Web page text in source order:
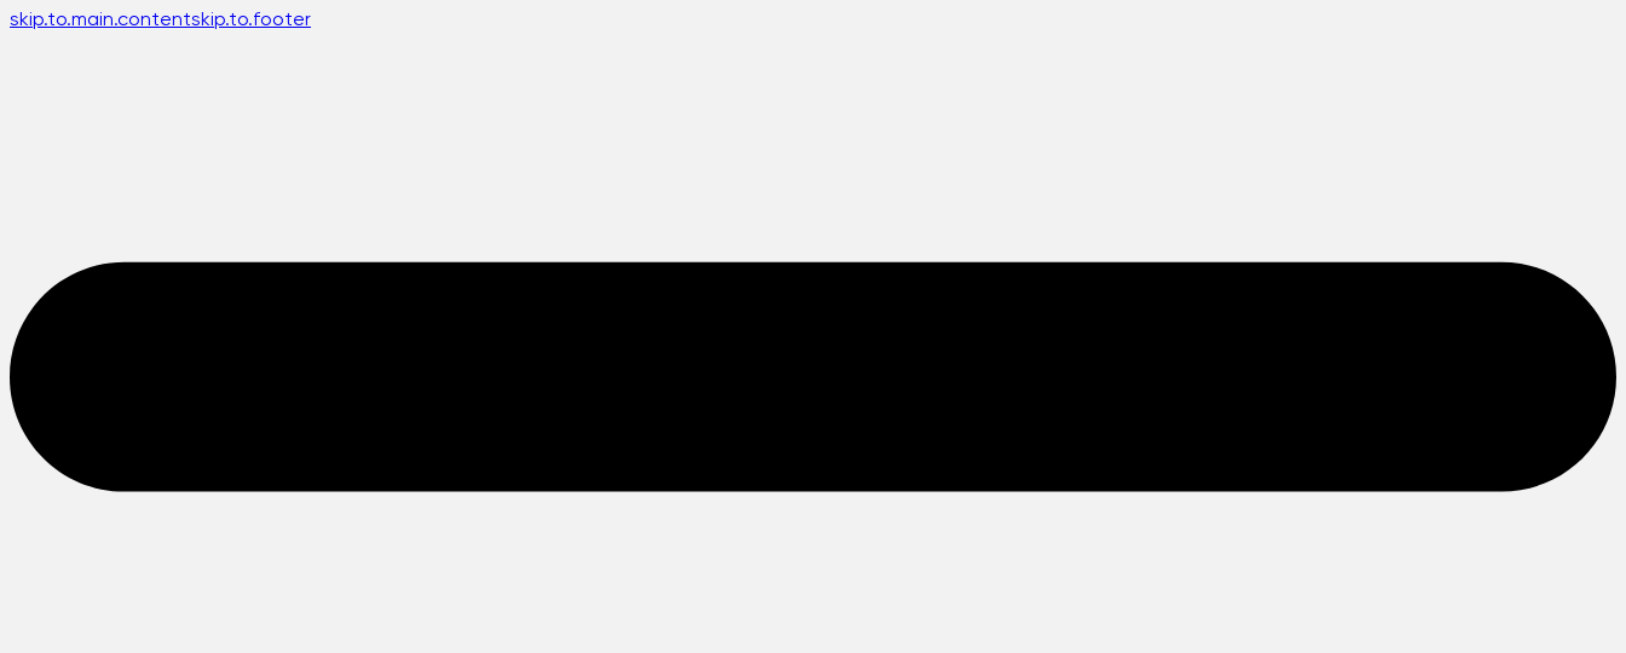
skip.to.main.contentskip.to.footer